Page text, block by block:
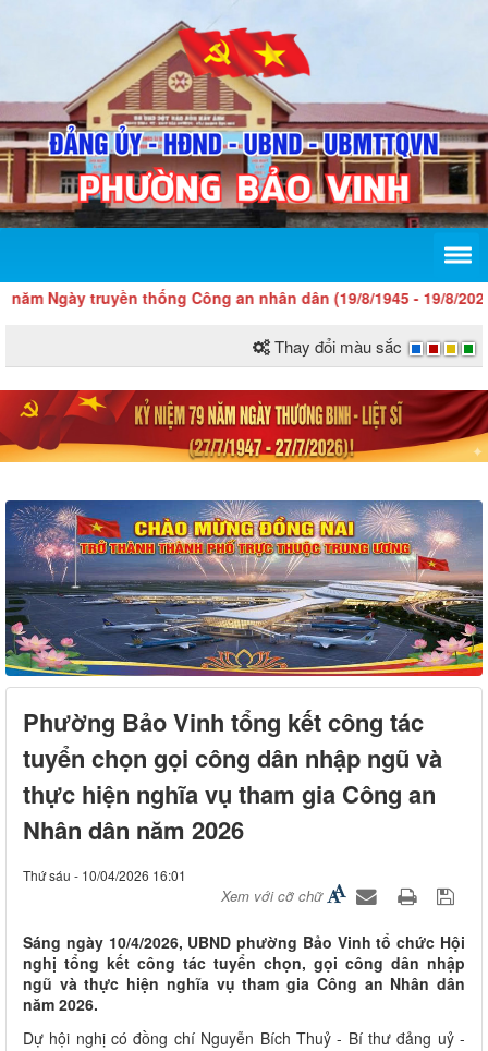
truyền thống Công an nhân dân (19/8/1945 - 19/8/2026) và
Thay đổi màu sắc
Phường Bảo Vinh tổng kết công tác
tuyển chọn gọi công dân nhập ngũ và
thực hiện nghĩa vụ tham gia Công an
Nhân dân năm 2026
Thứ sáu - 10/04/2026 16:01
Xem với cỡ chữ
Sáng ngày 10/4/2026, UBND phường Bảo Vinh tổ chức Hội
nghị tổng kết công tác tuyển chọn, gọi công dân nhập
ngũ và thực hiện nghĩa vụ tham gia Công an Nhân dân
năm 2026.
Dự hội nghị có đồng chí Nguyễn Bích Thuỷ - Bí thư đảng uỷ -